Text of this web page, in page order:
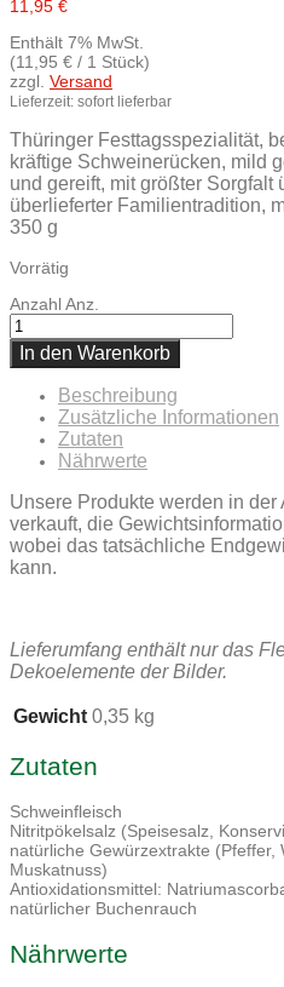
11,95 €
Enthält 7% MwSt.
(11,95 € / 1 Stück)
zzgl. Versand
Lieferzeit: sofort lieferbar
Thüringer Festtagsspezialität,
kräftige Schweinerücken, mild
und gereift, mit größter Sorgfalt
überlieferter Familientradition,
350 g
Vorrätig
AnzahlAnz.
In den Warenkorb
Beschreibung
Zusätzliche Informationen
Zutaten
Nährwerte
Unsere Produkte werden in der
verkauft, die
wobei das tatsächliche
kann.
Lieferumfang enthält nur das
Dekoelemente der Bilder.
Gewicht 0,35 kg
Zutaten
Schweinfleisch
Nitritpökelsalz (Speisesalz,
natürliche Gewürzextrakte (Pfeffer,
Muskatnuss)
Antioxidationsmittel:
natürlicher Buchenrauch
Nährwerte